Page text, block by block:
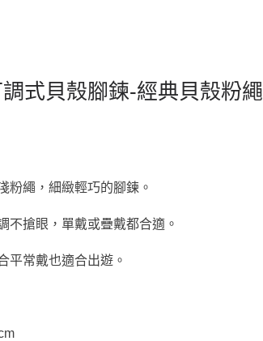
式貝殼腳鍊-經典貝殼粉繩
粉繩，細緻輕巧的腳鍊。
不搶眼，單戴或疊戴都合適。
平常戴也適合出遊。